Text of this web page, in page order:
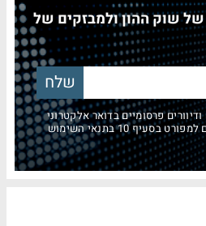
של שוק ההון ולמבזקים של
פרסומיים בדואר אלקטרוני
10 בתנאי השימוש